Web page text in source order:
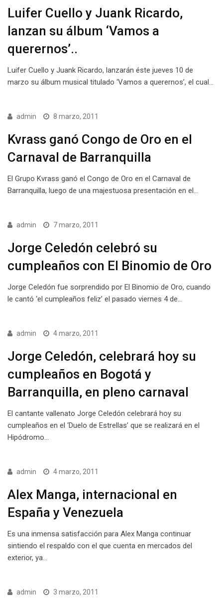
Luifer Cuello y Juank Ricardo,
lanzan su álbum ‘Vamos a
querernos’..
Luifer Cuello y Juank Ricardo, lanzarán éste jueves 10 de
marzo su álbum musical titulado ‘Vamos a querernos’, el cual…
admin 8 marzo, 2011
Kvrass ganó Congo de Oro en el
Carnaval de Barranquilla
El Grupo Kvrass ganó el Congo de Oro en el Carnaval de
Barranquilla, luego de una majestuosa presentación en el…
admin 7 marzo, 2011
Jorge Celedón celebró su
cumpleaños con El Binomio de Oro
Jorge Celedón fue sorprendido por El Binomio de Oro, cuando
le cantó ‘el cumpleaños feliz’ el pasado viernes 4 de…
admin 4 marzo, 2011
Jorge Celedón, celebrará hoy su
cumpleaños en Bogotá y
Barranquilla, en pleno carnaval
El cantante vallenato Jorge Celedón celebrará hoy su
cumpleaños en el ‘Duelo de Estrellas’ que se realizará en el
Hipódromo…
admin 4 marzo, 2011
Alex Manga, internacional en
España y Venezuela
Es una inmensa satisfacción para Alex Manga continuar
sintiendo el respaldo con el que cuenta en mercados del
exterior, ya…
admin 3 marzo, 2011